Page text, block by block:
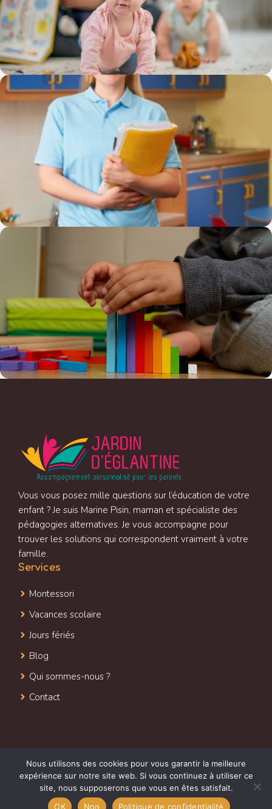
Vous vous posez mille questions sur l’éducation de votre
enfant ? Je suis Marine Pisin, maman et spécialiste des
pédagogies alternatives. Je vous accompagne pour
trouver les solutions qui correspondent vraiment à votre
famille.
Services
Montessori
Vacances scolaire
Jours fériés
Blog
Qui sommes-nous ?
Contact
2026 @tout droit réservé jardindeglantine.fr
Mentions légalesPolitique de confidentialité
Nous utilisons des cookies pour vous garantir la meilleure
expérience sur notre site web. Si vous continuez à utiliser ce
site, nous supposerons que vous en êtes satisfait.
OK
Non Politique de confidentialité